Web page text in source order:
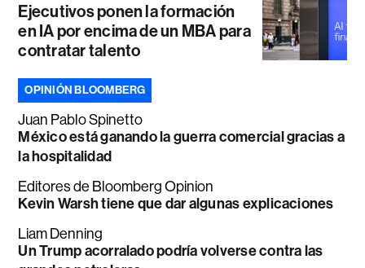
Ejecutivos ponen la formación
en IA por encima de un MBA para
contratar talento
OPINIÓN BLOOMBERG
Juan Pablo Spinetto
México está ganando la guerra comercial gracias a
la hospitalidad
Editores de Bloomberg Opinion
Kevin Warsh tiene que dar algunas explicaciones
Liam Denning
Un Trump acorralado podría volverse contra las